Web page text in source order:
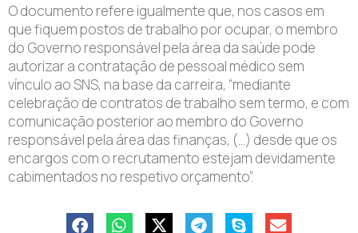
O documento refere igualmente que, nos casos em
que fiquem postos de trabalho por ocupar, o membro
do Governo responsável pela área da saúde pode
autorizar a contratação de pessoal médico sem
vínculo ao SNS, na base da carreira, “mediante
celebração de contratos de trabalho sem termo, e com
comunicação posterior ao membro do Governo
responsável pela área das finanças, (…) desde que os
encargos com o recrutamento estejam devidamente
cabimentados no respetivo orçamento”.